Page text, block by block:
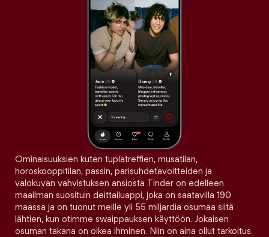
Ominaisuuksien kuten tuplatreffien, musatilan,
horoskooppitilan, passin, parisuhdetavoitteiden ja
valokuvan vahvistuksen ansiosta Tinder on edelleen
maailman suosituin deittailuappi, joka on saatavilla 190
maassa ja on tuonut meille yli 55 miljardia osumaa siitä
lähtien, kun otimme swaippauksen käyttöön. Jokaisen
osuman takana on oikea ihminen. Niin on aina ollut tarkoitus.